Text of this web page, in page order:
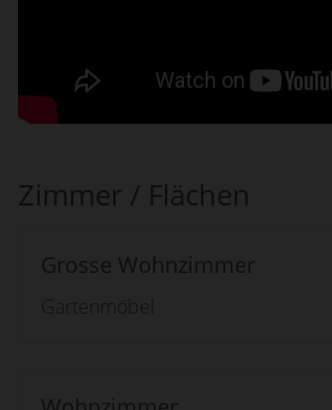
Zimmer / Flächen
Grosse Wohnzimmer
Gartenmöbel